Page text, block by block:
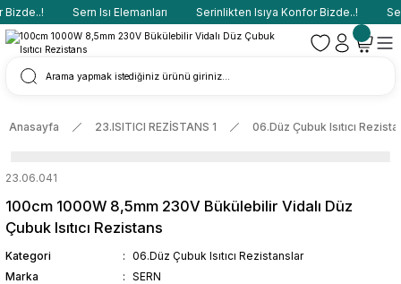
Sern Isı Elemanları Serinlikten Isıya Konfor Bizde..!
Anasayfa 23.ISITICI REZİSTANS 1 06.Düz Çubuk Isıtıcı
23.06.041
100cm 1000W 8,5mm 230V Bükülebilir Vidalı Düz
Çubuk Isıtıcı Rezistans
Kategori
06.Düz Çubuk Isıtıcı Rezistanslar
Marka
SERN